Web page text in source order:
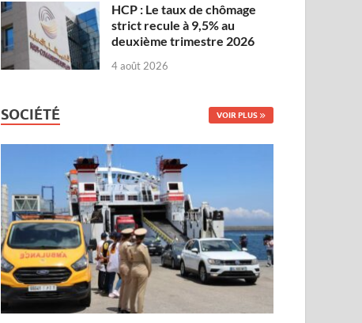
HCP : Le taux de chômage
strict recule à 9,5% au
deuxième trimestre 2026
4 août 2026
SOCIÉTÉ VOIR PLUS